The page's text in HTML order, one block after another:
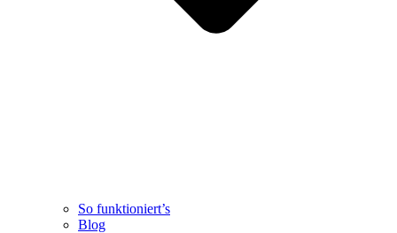
So funktioniert’s
Blog